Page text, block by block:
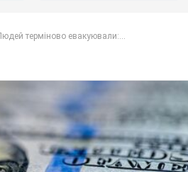
нового курсу долара:
чого очікувати